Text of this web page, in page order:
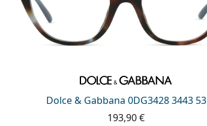
Dolce & Gabbana 0DG3428 3443 53
193,90 €